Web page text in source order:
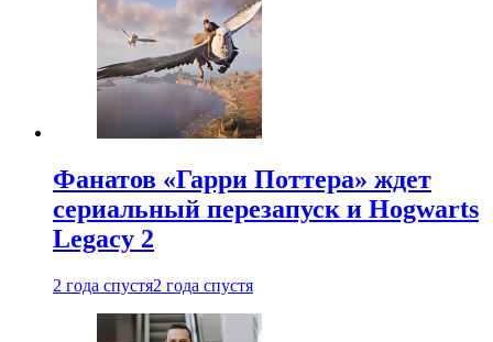
Фанатов «Гарри Поттера» ждет
сериальный перезапуск и Hogwarts
Legacy 2
2 года спустя2 года спустя